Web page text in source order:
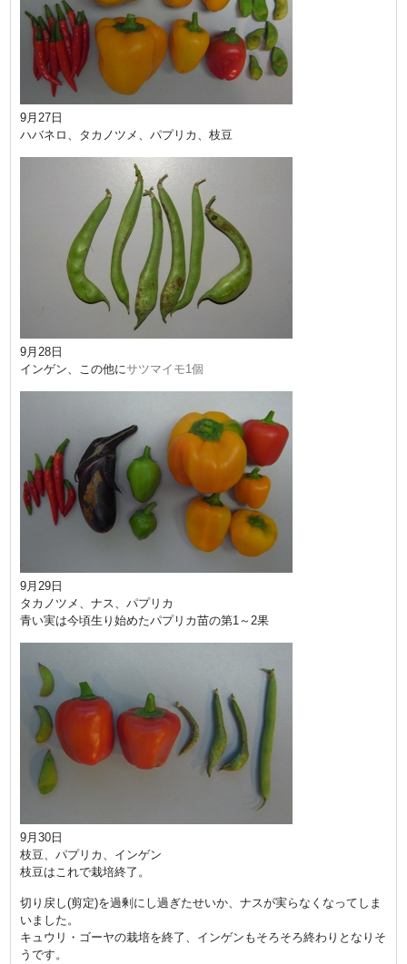
9月27日
ハバネロ、タカノツメ、パプリカ、枝豆
9月28日
インゲン、この他にサツマイモ1個
9月29日
タカノツメ、ナス、パプリカ
青い実は今頃生り始めたパプリカ苗の第1～2果
9月30日
枝豆、パプリカ、インゲン
枝豆はこれで栽培終了。
切り戻し(剪定)を過剰にし過ぎたせいか、ナスが実らなくなってしま
いました。
キュウリ・ゴーヤの栽培を終了、インゲンもそろそろ終わりとなりそ
うです。